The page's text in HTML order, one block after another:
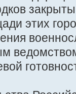
этих